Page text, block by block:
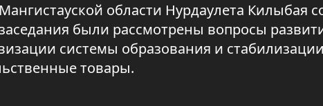
области Нурдаулета Килыбая
были рассмотрены вопросы
системы образования и
товары.